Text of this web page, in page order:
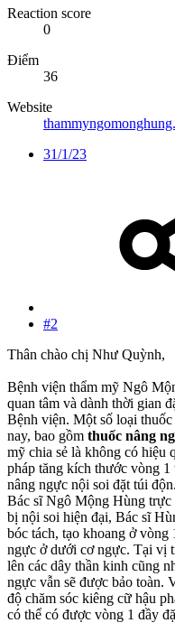
Reaction score
0
Điểm
36
Website
31/1/23
#2
Thân chào chị Như Quỳnh,
Bệnh viện thẩm mỹ Ngô
quan tâm và dành thời gian
Bệnh viện. Một số loại
nay, bao gồm thuốc nâng
mỹ chia sẻ là không có hiệu
pháp tăng kích thước vòng
nâng ngực nội soi đặt túi
Bác sĩ Ngô Mộng Hùng
bị nội soi hiện đại, Bác sĩ
bóc tách, tạo khoang ở vòng
ngực ở dưới cơ ngực. Tại vị
lên các dây thần kinh cũng
ngực vẫn sẽ được bảo toàn.
độ chăm sóc kiêng cữ hậu
có thể có được vòng 1 đầy